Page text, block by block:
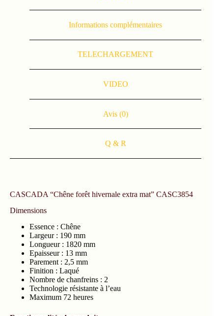
Informations complémentaires
TELECHARGEMENT
VIDEO
Avis (0)
Q & R
CASCADA “Chêne forêt hivernale extra mat” CASC3854
Dimensions
Essence : Chêne
Largeur : 190 mm
Longueur : 1820 mm
Epaisseur : 13 mm
Parement : 2,5 mm
Finition : Laqué
Nombre de chanfreins : 2
Technologie résistante à l’eau
Maximum 72 heures